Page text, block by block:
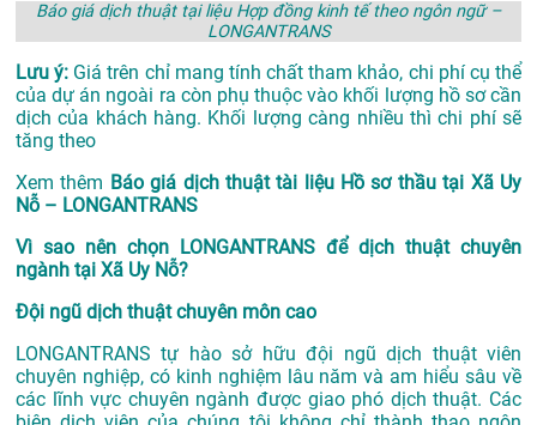
Báo giá dịch thuật tại liệu Hợp đồng kinh tế theo ngôn ngữ –
LONGANTRANS
Lưu ý: Giá trên chỉ mang tính chất tham khảo, chi phí cụ thể
của dự án ngoài ra còn phụ thuộc vào khối lượng hồ sơ cần
dịch của khách hàng. Khối lượng càng nhiều thì chi phí sẽ
tăng theo
Xem thêm Báo giá dịch thuật tài liệu Hồ sơ thầu tại Xã Uy
Nỗ – LONGANTRANS
Vì sao nên chọn LONGANTRANS để dịch thuật chuyên
ngành tại Xã Uy Nỗ?
Đội ngũ dịch thuật chuyên môn cao
LONGANTRANS tự hào sở hữu đội ngũ dịch thuật viên
chuyên nghiệp, có kinh nghiệm lâu năm và am hiểu sâu về
các lĩnh vực chuyên ngành được giao phó dịch thuật. Các